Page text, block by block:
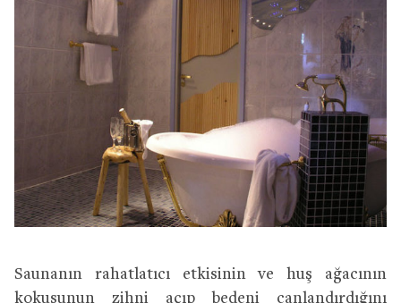
Saunanın rahatlatıcı etkisinin ve huş ağacının
kokusunun zihni açıp bedeni canlandırdığını